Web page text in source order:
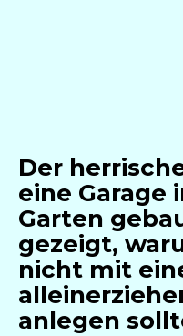
Der
eine Garage
Garten
gezeigt,
nicht mit
anlegen